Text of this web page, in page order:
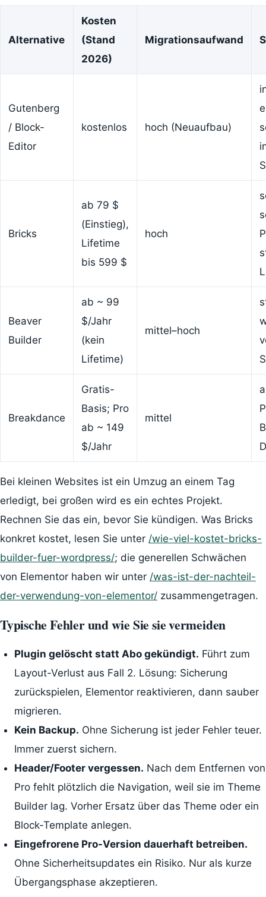
Alternative
Kosten
(Stand
2026)
Migrationsaufwand
Gutenberg
/ Block-
Editor
kostenlos hoch (Neuaufbau)
Bricks
ab 79 $
(Einstieg),
Lifetime
bis 599 $
hoch
Beaver
Builder
ab ~ 99
$/Jahr
(kein
Lifetime)
mittel–hoch
Breakdance
Gratis-
Basis; Pro
ab ~ 149
$/Jahr
mittel
Bei kleinen Websites ist ein Umzug an einem Tag
erledigt, bei großen wird es ein echtes Projekt.
Rechnen Sie das ein, bevor Sie kündigen. Was Bricks
konkret kostet, lesen Sie unter /wie-viel-kostet-bricks-
builder-fuer-wordpress/; die generellen Schwächen
von Elementor haben wir unter /was-ist-der-nachteil-
der-verwendung-von-elementor/ zusammengetragen.
Typische Fehler und wie Sie sie vermeiden
Plugin gelöscht statt Abo gekündigt. Führt zum
Layout-Verlust aus Fall 2. Lösung: Sicherung
zurückspielen, Elementor reaktivieren, dann sauber
migrieren.
Kein Backup. Ohne Sicherung ist jeder Fehler teuer.
Immer zuerst sichern.
Header/Footer vergessen. Nach dem Entfernen von
Pro fehlt plötzlich die Navigation, weil sie im Theme
Builder lag. Vorher Ersatz über das Theme oder ein
Block-Template anlegen.
Eingefrorene Pro-Version dauerhaft betreiben.
Ohne Sicherheitsupdates ein Risiko. Nur als kurze
Übergangsphase akzeptieren.